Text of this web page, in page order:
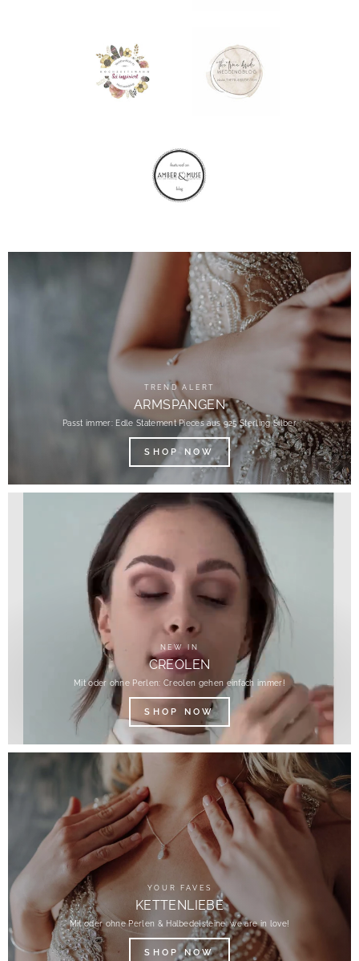
TREND ALERT
ARMSPANGEN
Passt immer: Edle Statement Pieces aus 925 Sterling Silber
SHOP NOW
NEW IN
CREOLEN
Mit oder ohne Perlen: Creolen gehen einfach immer!
SHOP NOW
YOUR FAVES
KETTENLIEBE
Mit oder ohne Perlen & Halbedelsteine: we are in love!
SHOP NOW